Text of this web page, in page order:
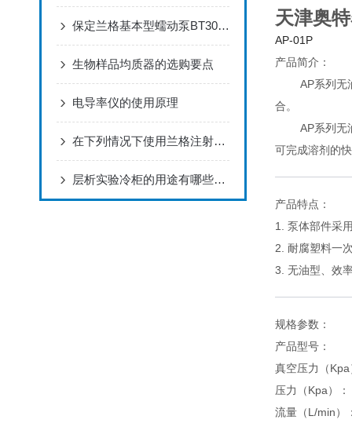
保定兰格基本型蠕动泵BT300-2J产品介绍
生物样品均质器的选购要点
电导率仪的使用原理
在下列情况下使用兰格注射泵要特别注意
层析实验冷柜的用途有哪些？有什么特点？与冰箱有何不同？
天津奥
AP-01P
产品简介：
AP系列无
合。
AP系列无
可完成溶剂的
产品特点：
1. 泵体部件采
2. 耐腐塑料一
3. 无油型、效
规格参数：
产品型号
真空压力（
压力（Kpa
流量（L/min